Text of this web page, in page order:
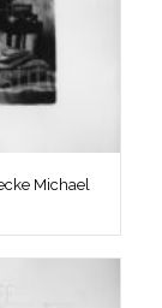
Michael